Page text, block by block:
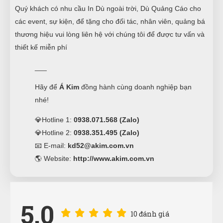
Quý khách có nhu cầu In Dù ngoài trời, Dù Quảng Cáo cho
các event, sự kiện, để tặng cho đối tác, nhân viên, quảng bá
thương hiệu vui lòng liên hệ với chúng tôi để được tư vấn và
thiết kế miễn phí
Hãy để Á Kim đồng hành cùng doanh nghiệp bạn
nhé!
💎Hotline 1: 0938.071.568 (Zalo)
💎Hotline 2: 0938.351.495 (Zalo)
📧 E-mail: kd52@akim.com.vn
🌎 Website: http://www.akim.com.vn
5.0 10 đánh giá
Xuân An
(Đánh giá 1 năm trước)
có rất nhiều chương trình khuyến mại trong shop,
PV
Phạm Thái Vũ
(Đánh giá 1 năm trước)